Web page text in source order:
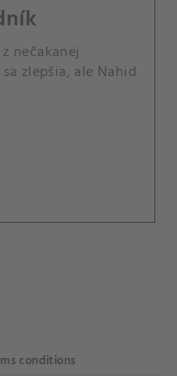
nečakanej
zlepšia, ale Nahid
conditions